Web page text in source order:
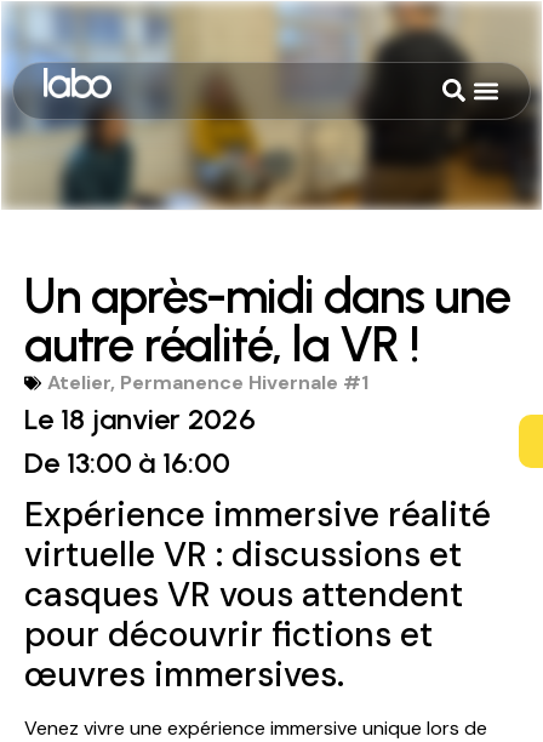
Un après-midi dans une
autre réalité, la VR !
Atelier, Permanence Hivernale #1
Le 18 janvier 2026
De 13:00 à 16:00
Expérience immersive réalité
virtuelle VR : discussions et
casques VR vous attendent
pour découvrir fictions et
œuvres immersives.
Venez vivre une expérience immersive unique lors de